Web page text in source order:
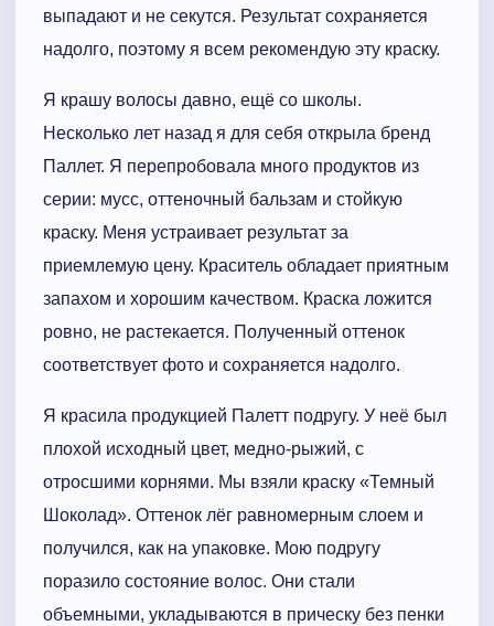
выпадают и не секутся. Результат сохраняется
надолго, поэтому я всем рекомендую эту краску.
Я крашу волосы давно, ещё со школы.
Несколько лет назад я для себя открыла бренд
Паллет. Я перепробовала много продуктов из
серии: мусс, оттеночный бальзам и стойкую
краску. Меня устраивает результат за
приемлемую цену. Краситель обладает приятным
запахом и хорошим качеством. Краска ложится
ровно, не растекается. Полученный оттенок
соответствует фото и сохраняется надолго.
Я красила продукцией Палетт подругу. У неё был
плохой исходный цвет, медно-рыжий, с
отросшими корнями. Мы взяли краску «Темный
Шоколад». Оттенок лёг равномерным слоем и
получился, как на упаковке. Мою подругу
поразило состояние волос. Они стали
объемными, укладываются в прическу без пенки